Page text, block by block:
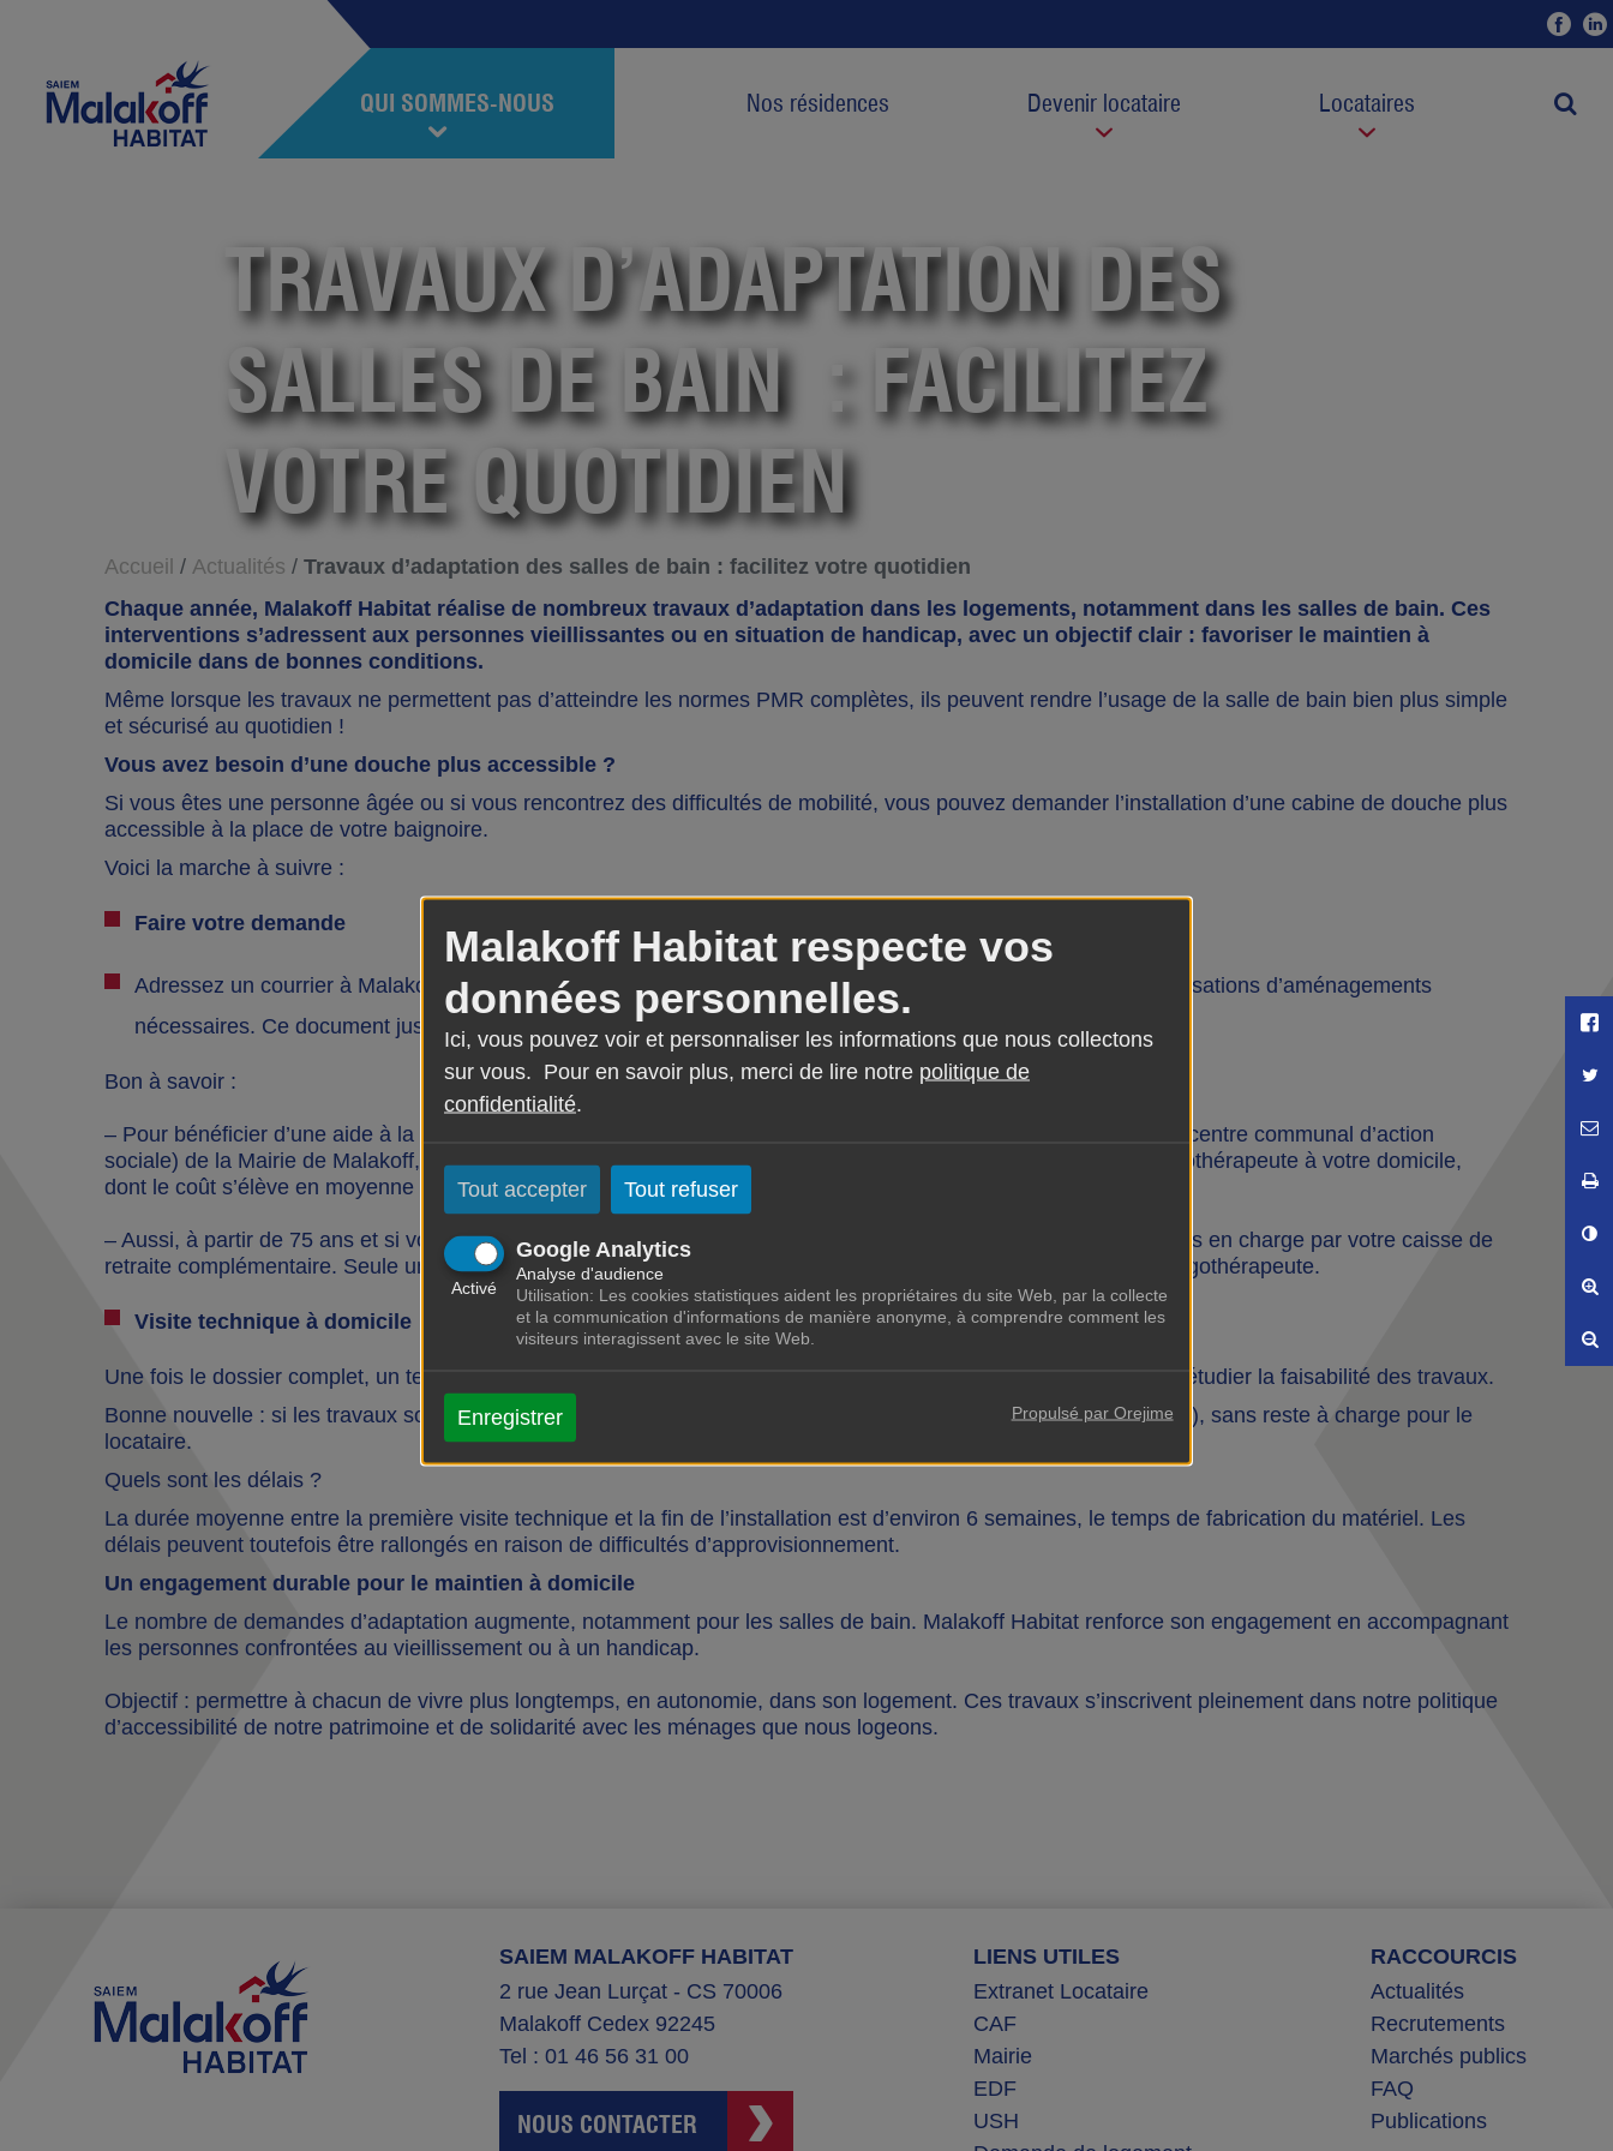
Malakoff Habitat respecte vos
données personnelles.
Ici, vous pouvez voir et personnaliser les informations que nous collectons
sur vous. Pour en savoir plus, merci de lire notre politique de
confidentialité.
Tout accepter Tout refuser
Google Analytics
Activé
Analyse d'audience
Utilisation: Les cookies statistiques aident les propriétaires du site Web, par la collecte
et la communication d'informations de manière anonyme, à comprendre comment les
visiteurs interagissent avec le site Web.
Enregistrer Propulsé par Orejime
Malakoff Habitat
QUI SOMMES-NOUS Nos résidences Devenir locataire
Locataires
TRAVAUX D’ADAPTATION DES
SALLES DE BAIN : FACILITEZ
VOTRE QUOTIDIEN
Accueil Actualités
Travaux d’adaptation des salles de bain : facilitez votre quotidien
Chaque année, Malakoff Habitat réalise de nombreux travaux d’adaptation dans les logements, notamment dans les salles de bain. Ces
interventions s’adressent aux personnes vieillissantes ou en situation de handicap, avec un objectif clair : favoriser le maintien à
domicile dans de bonnes conditions.
Même lorsque les travaux ne permettent pas d’atteindre les normes PMR complètes, ils peuvent rendre l’usage de la salle de bain bien plus simple
et sécurisé au quotidien !
Vous avez besoin d’une douche plus accessible ?
Si vous êtes une personne âgée ou si vous rencontrez des difficultés de mobilité, vous pouvez demander l’installation d’une cabine de douche plus
accessible à la place de votre baignoire.
Voici la marche à suivre :
Faire votre demande
Adressez un courrier à Malakoff Habitat, accompagné d’un certificat d’un ergothérapeute, précisant les préconisations d’aménagements
nécessaires. Ce document justifie la demande d’adaptation en lien avec vos besoins de santé ou de mobilité.
Bon à savoir :
– Pour bénéficier d’une aide à la consultation de l’ergothérapeute, vous pouvez aussi vous rapprocher du CCAS (centre communal d’action
sociale) de la Mairie de Malakoff, afin de connaître les possibilités d’aide au financement de l’intervention de l’ergothérapeute à votre domicile,
dont le coût s’élève en moyenne à 250 €.
– Aussi, à partir de 75 ans et si vous percevez une retraite complémentaire, le certificat de l’ergothérapeute est pris en charge par votre caisse de
retraite complémentaire. Seule une participation forfaitaire de 15 € vous sera demandée à la fin de la visite de l’ergothérapeute.
Visite technique à domicile
Une fois le dossier complet, un technicien de Malakoff Habitat prend rendez-vous avec vous pour venir sur place étudier la faisabilité des travaux.
Bonne nouvelle : si les travaux sont réalisables, ils sont intégralement pris en charge par Malakoff Habitat (SAIEM), sans reste à charge pour le
locataire.
Quels sont les délais ?
La durée moyenne entre la première visite technique et la fin de l’installation est d’environ 6 semaines, le temps de fabrication du matériel. Les
délais peuvent toutefois être rallongés en raison de difficultés d’approvisionnement.
Un engagement durable pour le maintien à domicile
Le nombre de demandes d’adaptation augmente, notamment pour les salles de bain. Malakoff Habitat renforce son engagement en accompagnant
les personnes confrontées au vieillissement ou à un handicap.
Objectif : permettre à chacun de vivre plus longtemps, en autonomie, dans son logement. Ces travaux s’inscrivent pleinement dans notre politique
d’accessibilité de notre patrimoine et de solidarité avec les ménages que nous logeons.
SAIEM MALAKOFF HABITAT
2 rue Jean Lurçat - CS 70006
Malakoff Cedex 92245
Tel : 01 46 56 31 00
NOUS CONTACTER
LIENS UTILES
Extranet Locataire
CAF
Mairie
EDF
USH
RACCOURCIS
Actualités
Recrutements
Marchés publics
FAQ
Publications